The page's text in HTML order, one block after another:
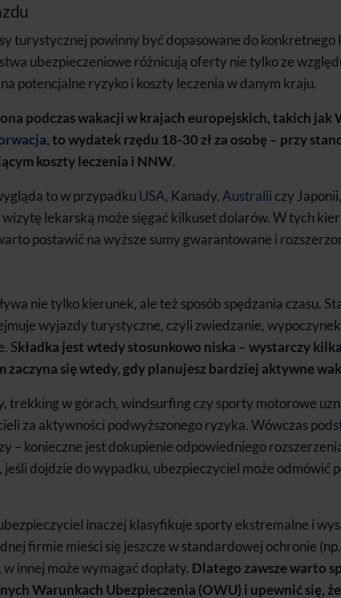
turystycznej powinny być dopasowane do konkretnego
ubezpieczeniowe różnicują oferty nie tylko ze
potencjalne ryzyko i koszty leczenia w danym kraju.
podczas wakacji w krajach europejskich, takich jak
, to wydatek rzędu 18-30 zł za osobę – przy
koszty leczenia i NNW.
to w przypadku USA, Kanady,Australii czy
wizytę lekarską może sięgać kilkuset dolarów. W tych
postawić na wyższe sumy gwarantowane i
nie tylko kierunek, ale też sposób spędzania czasu.
wyjazdy turystyczne, czyli zwiedzanie,
Składka jest wtedy stosunkowo niska – wystarczy
zaczyna się wtedy, gdy planujesz bardziej aktywne
trekking w górach, windsurfing czy sporty motorowe
za aktywności podwyższonego ryzyka. Wówczas
– konieczne jest dokupienie odpowiedniego
dojdzie do wypadku, ubezpieczyciel może odmówić
inaczej klasyfikuje sporty ekstremalne i
firmie mieści się jeszcze w standardowej ochronie
innej może wymagać dopłaty. Dlatego zawsze warto
Warunkach Ubezpieczenia (OWU) i upewnić się,